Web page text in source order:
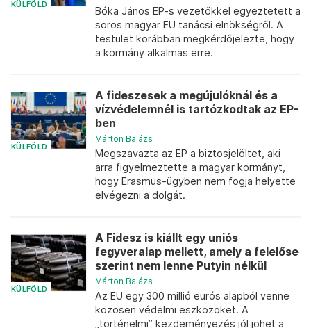
KÜLFÖLD
Bóka János EP-s vezetőkkel egyeztetett a
soros magyar EU tanácsi elnökségről. A
testület korábban megkérdőjelezte, hogy
a kormány alkalmas erre.
KÜLFÖLD
A fideszesek a megújulóknál és a
vízvédelemnél is tartózkodtak az EP-
ben
Márton Balázs
Megszavazta az EP a biztosjelöltet, aki
arra figyelmeztette a magyar kormányt,
hogy Erasmus-ügyben nem fogja helyette
elvégezni a dolgát.
KÜLFÖLD
A Fidesz is kiállt egy uniós
fegyveralap mellett, amely a felelőse
szerint nem lenne Putyin nélkül
Márton Balázs
Az EU egy 300 millió eurós alapból venne
közösen védelmi eszközöket. A
„történelmi” kezdeményezés jól jöhet a